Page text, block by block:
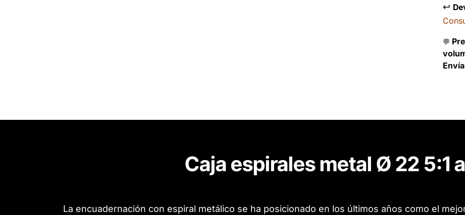
↩️
💬
Caja espirales metal Ø 22 5:1
La encuadernación con espiral metálico se ha posicionado en los últimos años como el